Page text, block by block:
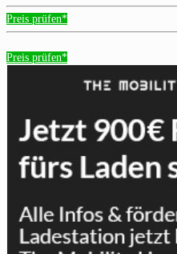
Preis prüfen*
Preis prüfen*